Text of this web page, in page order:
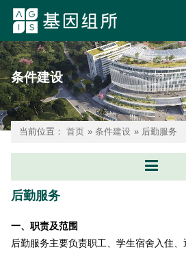
条件建设
当前位置： 首页 »条件建设 » 后勤服务
后勤服务
一、职责及范围
后勤服务主要负责职工、学生宿舍入住